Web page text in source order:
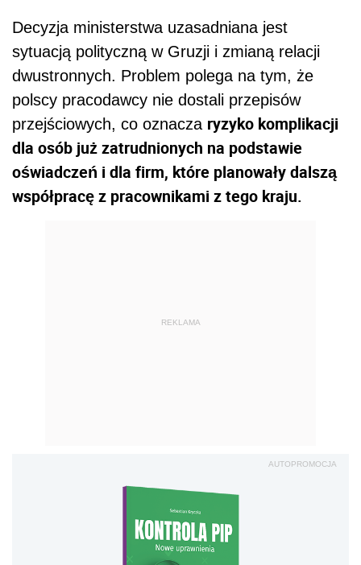
Decyzja ministerstwa uzasadniana jest
sytuacją polityczną w Gruzji i zmianą relacji
dwustronnych. Problem polega na tym, że
polscy pracodawcy nie dostali przepisów
przejściowych, co oznacza ryzyko komplikacji
dla osób już zatrudnionych na podstawie
oświadczeń i dla firm, które planowały dalszą
współpracę z pracownikami z tego kraju.
REKLAMA
AUTOPROMOCJA